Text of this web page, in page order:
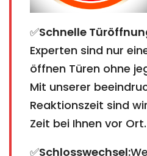
✅Schnelle
Experten sind nur
öffnen Türen ohne
Mit unserer
Reaktionszeit sind
Zeit bei Ihnen vor Ort.
✅Schlosswechsel: